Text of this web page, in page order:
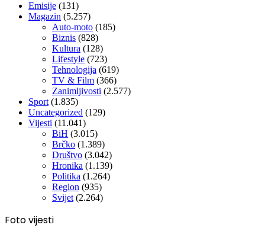
Emisije (131)
Magazin (5.257)
Auto-moto (185)
Biznis (828)
Kultura (128)
Lifestyle (723)
Tehnologija (619)
TV & Film (366)
Zanimljivosti (2.577)
Sport (1.835)
Uncategorized (129)
Vijesti (11.041)
BiH (3.015)
Brčko (1.389)
Društvo (3.042)
Hronika (1.139)
Politika (1.264)
Region (935)
Svijet (2.264)
Foto vijesti